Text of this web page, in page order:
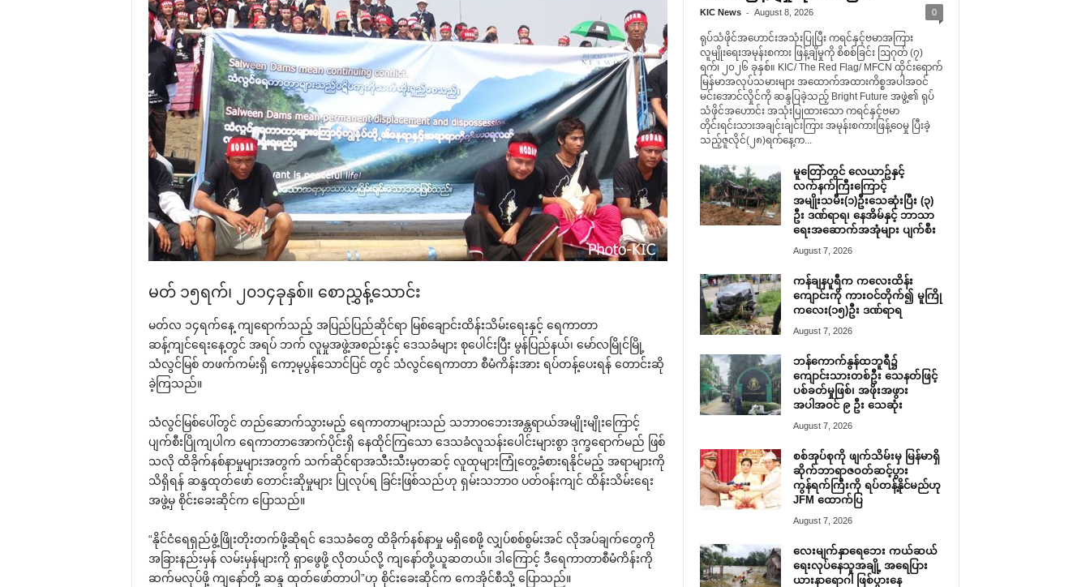
မတ် ၁၅ရက်၊ ၂၀၁၄ခုနှစ်။ ‌စောညွှန့်‌သောင်း
မတ်လ ၁၄ရက်‌နေ့ ကျ‌ရောက်သည့် အပြည်ပြည်ဆိုင်ရာ မြစ်‌ချောင်းထိန်းသိမ်း‌ရေးနှင့် ‌ရေကာတာ
ဆန့်ကျင်‌ရေး‌နေ့တွင် အရပ် ဘက် လူမှုအဖွဲ့အစည်းနှင့် ‌ဒေသခံများ စု‌ပေါင်းပြီး မွန်ပြည်နယ်၊ ‌မော်လမြိုင်မြို့
သံလွင်မြစ် တဖက်ကမ်းရှိ ‌ကော့မုပွန်‌သောင်ပြင် တွင် သံလွင်‌ရေကာတာ စီမံကိန်းအား ရပ်တန့်‌ပေးရန် ‌တောင်းဆို
ခဲ့ကြသည်။
သံလွင်မြစ်‌ပေါ်တွင် တည်‌ဆောက်သွားမည့် ‌ရေကာတာများသည် သဘာဝ‌ဘေးအန္တရာယ်အမျိုးမျိုး‌ကြောင့်
ပျက်စီးပြိုကျပါက ‌ရေကာတာ‌အောက်ပိုင်းရှိ ‌နေထိုင်ကြ‌သော ‌ဒေသခံလူသန်း‌ပေါင်းများစွာ ဒုက္ခ‌ရောက်မည် ဖြစ်
သလို ထိခိုက်နစ်နာမှုများအတွက် သက်ဆိုင်ရာအသီးသီးမှတဆင့် လူထုများကြုံ‌တွေ့ခံစားရနိုင်မည့် အရာများကို
သိရှိရန် ဆန္ဒထုတ်‌ဖော် ‌တောင်းဆိုမှုများ ပြုလုပ်ရ ခြင်းဖြစ်သည်ဟု ရှမ်းသဘာဝ ပတ်ဝန်းကျင် ထိန်းသိမ်း‌ရေး
အဖွဲ့မှ စိုင်း‌ခေးဆိုင်က ‌ပြောသည်။
“နိုင်ငံ‌ရေရှည်ဖွံ့ဖြိုးတိုးတက်ဖို့ဆိုရင် ‌ဒေသခံ‌တွေ ထိခိုက်နစ်နာမှု မရှိ‌စေဖို့ လျှပ်စစ်စွမ်းအင် လိုအပ်ချက်‌တွေကို
အခြားနည်းမှန် လမ်းမှန်များကို ရှာ‌ဖွေဖို့ လိုတယ်လို့ ကျ‌နော်တို့ယူဆတယ်။ ဒါ‌ကြောင့် ဒီ‌ရေကာတာစီမံကိန်းကို
ဆက်မလုပ်ဖို့ ကျ‌နော်တို့ ဆန္ဒ ထုတ်‌ဖော်တာပါ”ဟု စိုင်း‌ခေးဆိုင်က ‌ကေအိုင်စီသို့ ‌ပြောသည်။
KIC News - August 8, 2026 0
ရုပ်သံဖိုင်အဟောင်းအသုံးပြုပြီး ကရင်နှင့်ဗမာအကြား
လူမျိုးရေးအမုန်းစကား ဖြန့်ချိမှုကို စိစစ်ခြင်း ဩဂုတ် (၇)
ရက်၊ ၂၀၂၆ ခုနှစ်။ KIC/ The Red Flag/ MFCN ထိုင်းရောက်
မြန်မာအလုပ်သမားများ အထောက်အထားကိစ္စအပါအဝင်
မင်းအောင်လှိုင်ကို ဆန္ဒပြခဲ့သည့် Bright Future အဖွဲ့၏ ရုပ်
သံဖိုင်အဟောင်း အသုံးပြုထားသော ကရင်နှင့်ဗမာ
တိုင်းရင်းသားအချင်းချင်းကြား အမုန်းစကားဖြန့်ဝေမှု ပြီးခဲ့
သည့်ဇူလိုင်(၂၈)ရက်နေ့က...
မူတြော်တွင် လေယာဥ်နှင့်
လက်နက်ကြီးကြောင့်
အမျိုးသမီး(၁)ဦးသေဆုံးပြီး (၃)
ဦး ဒဏ်ရာရ၊ နေအိမ်နှင့် ဘာသာ
ရေးအဆောက်အအုံများ ပျက်စီး
August 7, 2026
ကန်ချနပူရီက ကလေးထိန်း
ကျောင်းကို ကားဝင်တိုက်၍ မူကြို
ကလေး(၁၅)ဦး ဒဏ်ရာရ
August 7, 2026
ဘန်ကောက်နွန်ထဘူရီ၌
ကျောင်းသားတစ်ဦး သေနတ်ဖြင့်
ပစ်ခတ်မှုဖြစ်၊ အဖိုးအဖွား
အပါအဝင် ၉ ဦး သေဆုံး
August 7, 2026
စစ်အုပ်စုကို ဖျက်သိမ်းမှ မြန်မာရှိ
ဆိုက်ဘာရာဇဝတ်ဆင့်ပွား
ကွန်ရက်ကြီးကို ရပ်တန့်နိုင်မည်ဟု
JFM ထောက်ပြ
August 7, 2026
လေးမျက်နှာရေဘေး ကယ်ဆယ်
ရေးလုပ်နေသူအချို့ အရေပြား
ယားနာရောဂါ ဖြစ်ပွားနေ